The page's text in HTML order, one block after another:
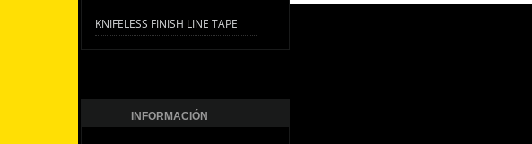
KNIFELESS FINISH LINE TAPE
INFORMACIÓN